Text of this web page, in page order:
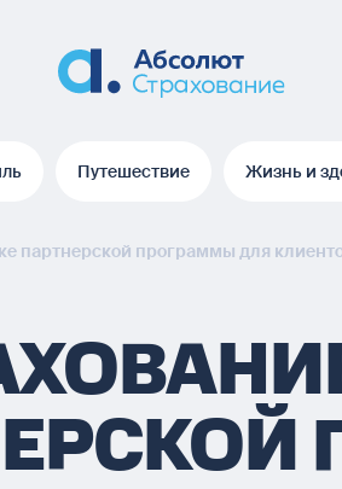
Путешествие Жизнь и
партнерской программы для